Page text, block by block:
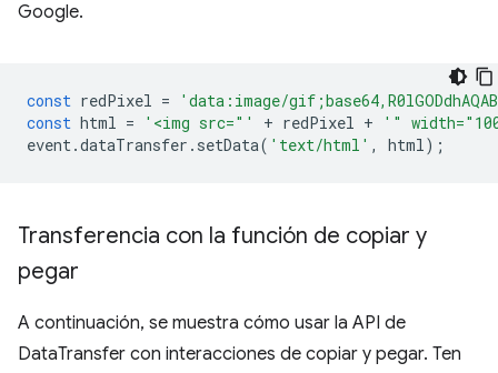
Google.
const redPixel =
'data:image/
const html = '<img src="' + redPixel +
'"
event.dataTransfer . setData( 'text/html' , html);
Transferencia con la función de copiar y
pegar
A continuación, se muestra cómo usar la API de
DataTransfer con interacciones de copiar y pegar. Ten